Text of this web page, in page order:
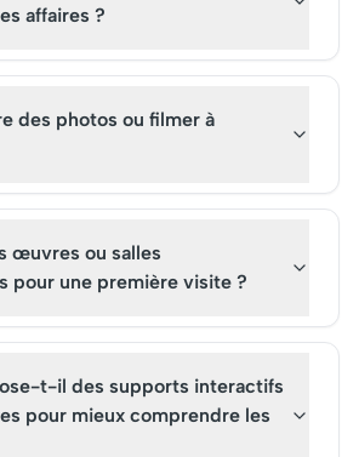
affaires ?
des photos ou filmer à
œuvres ou salles
pour une première visite ?
t-il des supports interactifs
pour mieux comprendre les